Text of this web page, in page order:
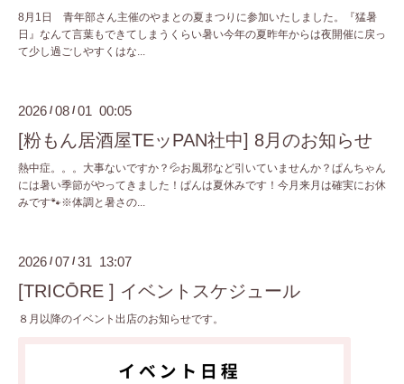
8月1日 青年部さん主催のやまとの夏まつりに参加いたしました。『猛暑
日』なんて言葉もできてしまうくらい暑い今年の夏昨年からは夜開催に戻っ
て少し過ごしやすくはな...
2026 /08 /01 00:05
[粉もん居酒屋TEッPAN社中] 8月のお知らせ
熱中症。。。大事ないですか？💦お風邪など引いていませんか？ぱんちゃん
には暑い季節がやってきました！ぱんは夏休みです！今月来月は確実にお休
みです🐾※体調と暑さの...
2026 /07 /31 13:07
[TRICŌRE ] イベントスケジュール
８月以降のイベント出店のお知らせです。